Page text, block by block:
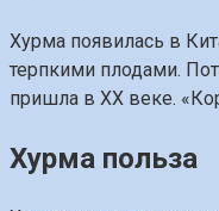
Хурма появилась в
терпкими плодами.
пришла в XX веке.
Хурма польза